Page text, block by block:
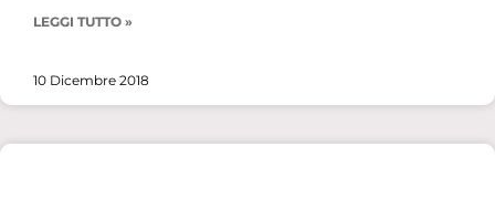
LEGGI TUTTO »
10 Dicembre 2018